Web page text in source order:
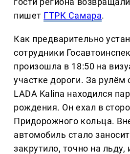
пишет ГТРК Самара.
Как предварительно
сотрудники
произошла в 18:50 на
участке дороги. За рулём
LADA Kalina находился
рождения. Он ехал в
Придорожного кольца.
автомобиль стало
закрутило, точно на льду,